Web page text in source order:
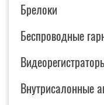
Брелоки
Беспроводные
Внутрисалонные